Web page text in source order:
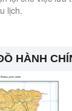
lịch.
HÀNH